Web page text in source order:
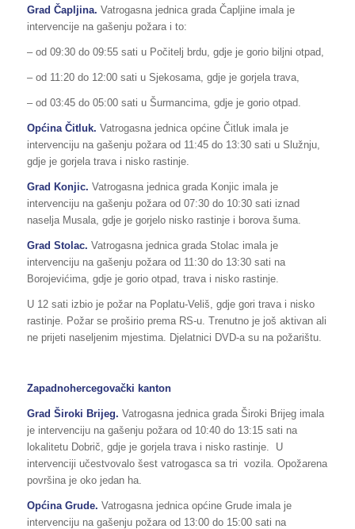
Grad Čapljina. Vatrogasna jednica grada Čapljine imala je
intervencije na gašenju požara i to:
– od 09:30 do 09:55 sati u Počitelj brdu, gdje je gorio biljni otpad,
– od 11:20 do 12:00 sati u Sjekosama, gdje je gorjela trava,
– od 03:45 do 05:00 sati u Šurmancima, gdje je gorio otpad.
Općina Čitluk. Vatrogasna jednica općine Čitluk imala je
intervenciju na gašenju požara od 11:45 do 13:30 sati u Služnju,
gdje je gorjela trava i nisko rastinje.
Grad Konjic. Vatrogasna jednica grada Konjic imala je
intervenciju na gašenju požara od 07:30 do 10:30 sati iznad
naselja Musala, gdje je gorjelo nisko rastinje i borova šuma.
Grad Stolac. Vatrogasna jednica grada Stolac imala je
intervenciju na gašenju požara od 11:30 do 13:30 sati na
Borojevićima, gdje je gorio otpad, trava i nisko rastinje.
U 12 sati izbio je požar na Poplatu-Veliš, gdje gori trava i nisko
rastinje. Požar se proširio prema RS-u. Trenutno je još aktivan ali
ne prijeti naseljenim mjestima. Djelatnici DVD-a su na požarištu.
Zapadnohercegovački kanton
Grad Široki Brijeg. Vatrogasna jednica grada Široki Brijeg imala
je intervenciju na gašenju požara od 10:40 do 13:15 sati na
lokalitetu Dobrič, gdje je gorjela trava i nisko rastinje. U
intervenciji učestvovalo šest vatrogasca sa tri vozila. Opožarena
površina je oko jedan ha.
Općina Grude. Vatrogasna jednica općine Grude imala je
intervenciju na gašenju požara od 13:00 do 15:00 sati na